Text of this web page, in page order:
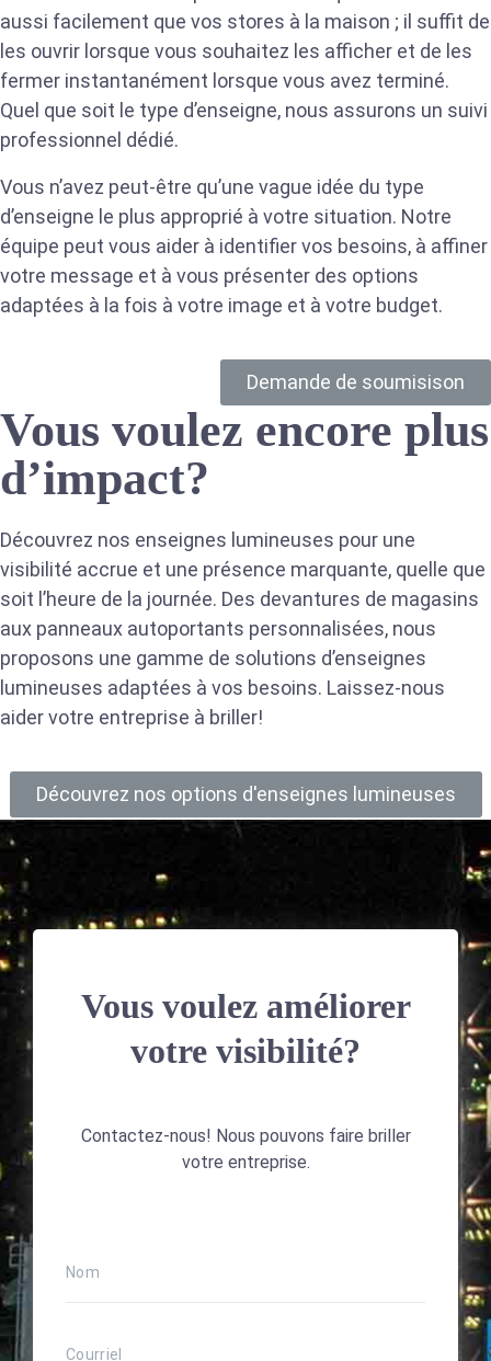
aussi facilement que vos stores à la maison ; il suffit de
les ouvrir lorsque vous souhaitez les afficher et de les
fermer instantanément lorsque vous avez terminé.
Quel que soit le type d’enseigne, nous assurons un suivi
professionnel dédié.
Vous n’avez peut-être qu’une vague idée du type
d’enseigne le plus approprié à votre situation. Notre
équipe peut vous aider à identifier vos besoins, à affiner
votre message et à vous présenter des options
adaptées à la fois à votre image et à votre budget.
Demande de soumisison
Vous voulez encore plus
d’impact?
Découvrez nos enseignes lumineuses pour une
visibilité accrue et une présence marquante, quelle que
soit l’heure de la journée. Des devantures de magasins
aux panneaux autoportants personnalisées, nous
proposons une gamme de solutions d’enseignes
lumineuses adaptées à vos besoins. Laissez-nous
aider votre entreprise à briller!
Découvrez nos options d'enseignes lumineuses
Vous voulez améliorer
votre visibilité?
Contactez-nous! Nous pouvons faire briller
votre entreprise.